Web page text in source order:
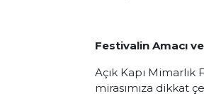
Festivalin Amacı
Açık Kapı
mirasımıza dikkat